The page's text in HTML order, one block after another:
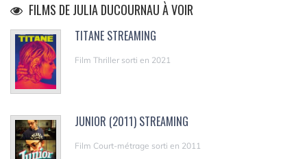
FILMS DE JULIA DUCOURNAU À VOIR
TITANE STREAMING
Film Thriller sorti en 2021
JUNIOR (2011) STREAMING
Film Court-métrage sorti en 2011